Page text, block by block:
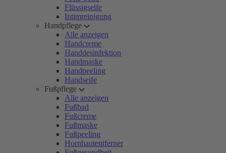
Flüssigseife
Intimreinigung
Handpflege
Alle anzeigen
Handcreme
Handdesinfektion
Handmaske
Handpeeling
Handseife
Fußpflege
Alle anzeigen
Fußbad
Fußcreme
Fußmaske
Fußpeeling
Hornhautentferner